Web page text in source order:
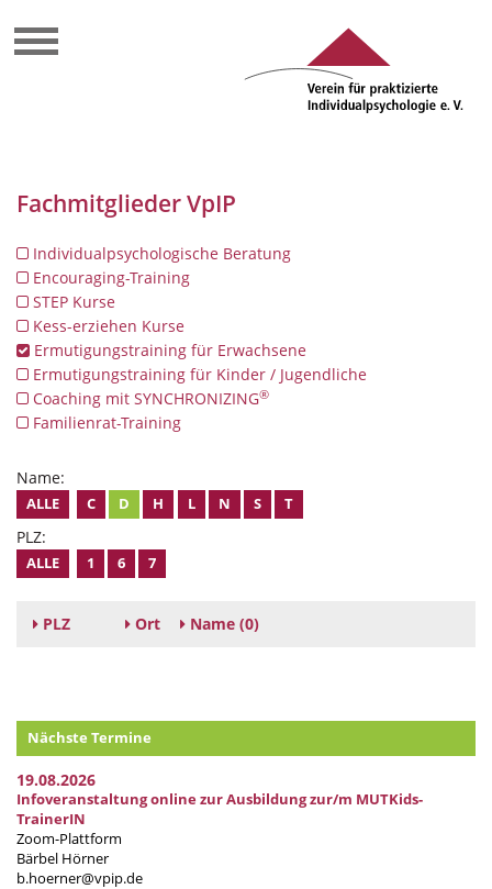
Fachmitglieder VpIP
Individualpsychologische Beratung
Encouraging-Training
STEP Kurse
Kess-erziehen Kurse
Ermutigungstraining für Erwachsene
Ermutigungstraining für Kinder / Jugendliche
Coaching mit SYNCHRONIZING®
Familienrat-Training
Name:
ALLE C D H L N S T
PLZ:
ALLE 1 6 7
PLZ Ort Name (0)
Nächste Termine
19.08.2026
Infoveranstaltung online zur Ausbildung zur/m MUTKids-
TrainerIN
Zoom-Plattform
Bärbel Hörner
b.hoerner@vpip.de